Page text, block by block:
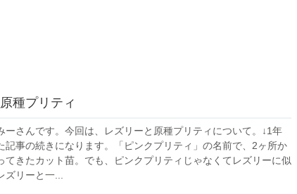
種プリティ
ーさんです。今回は、レズリーと原種プリティについて。↓1年
記事の続きになります。「ピンクプリティ」の名前で、2ヶ所か
てきたカット苗。でも、ピンクプリティじゃなくてレズリーに似
リーと一...